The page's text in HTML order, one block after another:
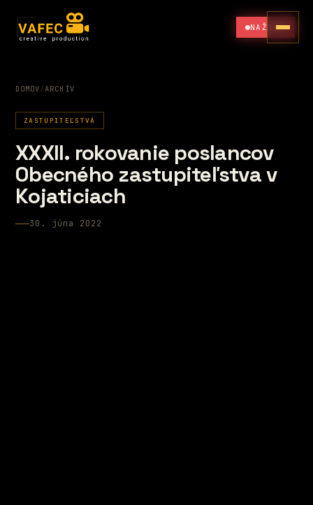
NAŽIVO
DOMOV/ARCHÍV
ZASTUPITEĽSTVÁ
XXXII. rokovanie poslancov
Obecného zastupiteľstva v
Kojaticiach
30. júna 2022